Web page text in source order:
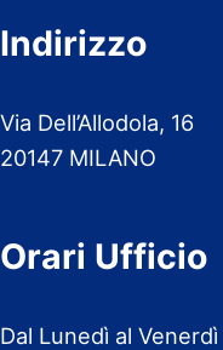
Indirizzo
Via Dell’Allodola, 16
20147 MILANO
Orari Ufficio
Dal Lunedì al Venerdì